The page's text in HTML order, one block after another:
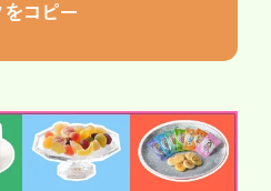
をコピー